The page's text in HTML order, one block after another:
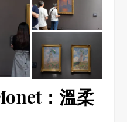
：溫柔